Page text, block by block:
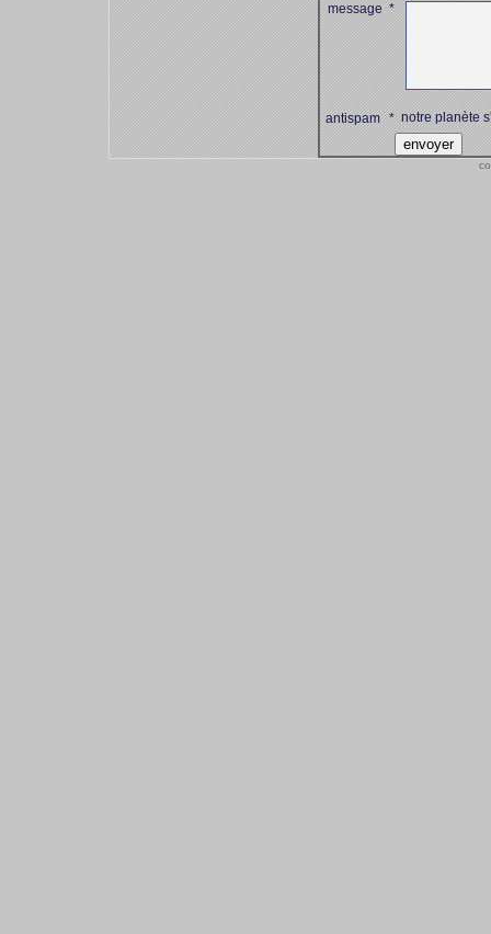
message*
antispam *notre planète